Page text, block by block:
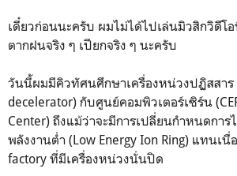
เดี๋ยวก่อนนะครับ ผมไม่ได้ไปเล่นมิวสิกวิดีโ
ตากฝนจริง ๆ เปียกจริง ๆ นะครับ
วันนี้ผมมีคิวทัศนศึกษาเครื่องหน่วงปฏิสสาร
decelerator) กับศูนย์คอมพิวเตอร์เซิร์น
Center) ถึงแม้ว่าจะมีการเปลี่ยนกำหนดการ
พลังงานต่ำ (Low Energy Ion Ring) แทนเนื่
factory ที่มีเครื่องหน่วงนั่นปิด